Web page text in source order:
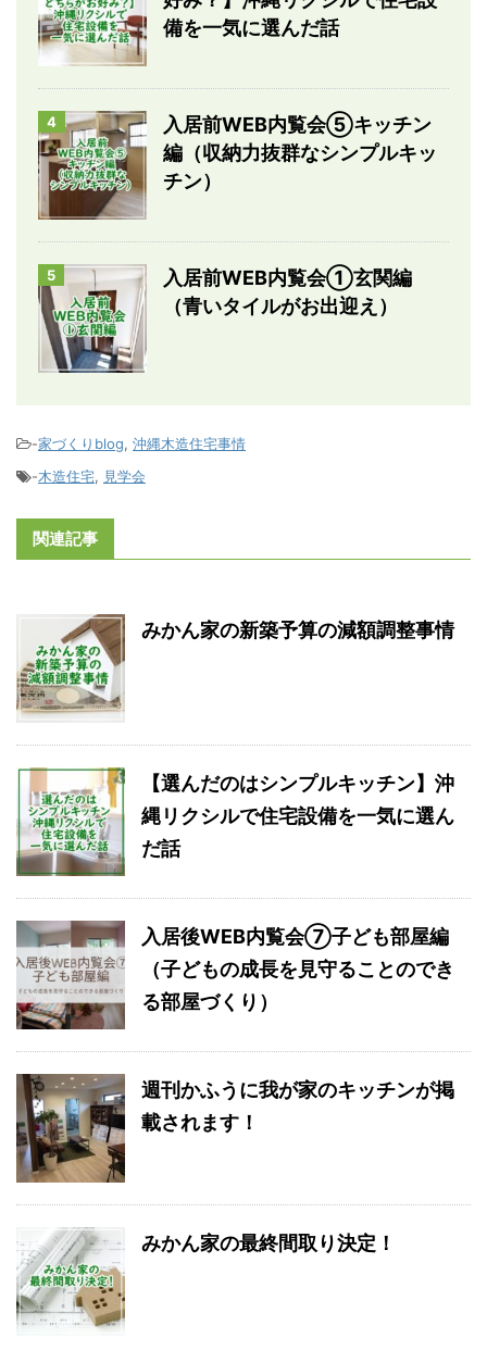
備を一気に選んだ話
4
入居前WEB内覧会⑤キッチン
編（収納力抜群なシンプルキッ
チン）
5
入居前WEB内覧会①玄関編
（青いタイルがお出迎え）
-家づくりblog, 沖縄木造住宅事情
-木造住宅, 見学会
関連記事
みかん家の新築予算の減額調整事情
【選んだのはシンプルキッチン】沖
縄リクシルで住宅設備を一気に選ん
だ話
入居後WEB内覧会⑦子ども部屋編
（子どもの成長を見守ることのでき
る部屋づくり）
週刊かふうに我が家のキッチンが掲
載されます！
みかん家の最終間取り決定！